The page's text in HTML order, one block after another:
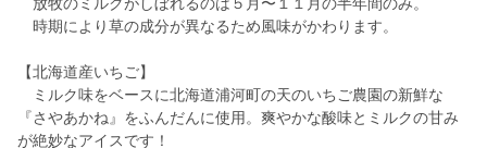
時期により草の成分が異なるため風味がかわります。
【北海道産いちご】
ミルク味をベースに北海道浦河町の天のいちご農園の新鮮な
『さやあかね』をふんだんに使用。爽やかな酸味とミルクの甘み
が絶妙なアイスです！